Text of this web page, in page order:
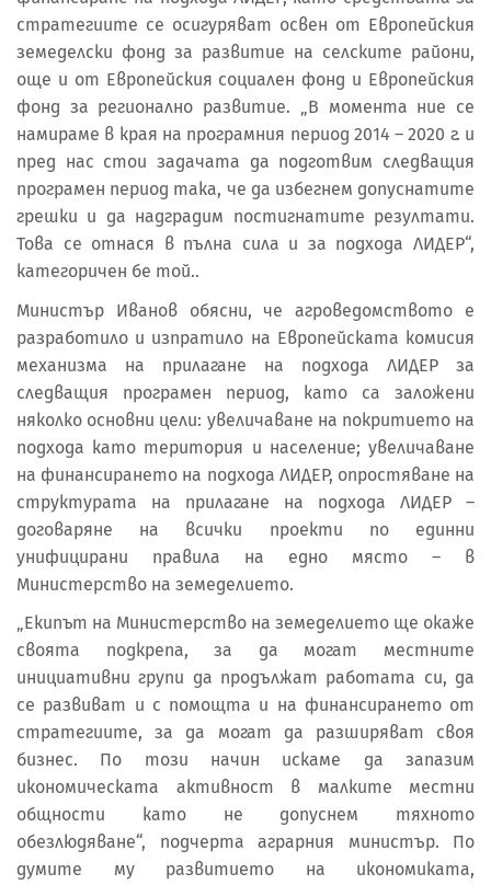
стратегиите се осигуряват освен от Европейския
земеделски фонд за развитие на селските райони,
още и от Европейския социален фонд и Европейския
фонд за регионално развитие. „В момента ние се
намираме в края на програмния период 2014 – 2020 г. и
пред нас стои задачата да подготвим следващия
програмен период така, че да избегнем допуснатите
грешки и да надградим постигнатите резултати.
Това се отнася в пълна сила и за подхода ЛИДЕР“,
категоричен бе той..
Министър Иванов обясни, че агроведомството е
разработило и изпратило на Европейската комисия
механизма на прилагане на подхода ЛИДЕР за
следващия програмен период, като са заложени
няколко основни цели: увеличаване на покритието на
подхода като територия и население; увеличаване
на финансирането на подхода ЛИДЕР, опростяване на
структурата на прилагане на подхода ЛИДЕР –
договаряне на всички проекти по единни
унифицирани правила на едно място – в
Министерство на земеделието.
„Екипът на Министерство на земеделието ще окаже
своята подкрепа, за да могат местните
инициативни групи да продължат работата си, да
се развиват и с помощта и на финансирането от
стратегиите, за да могат да разширяват своя
бизнес. По този начин искаме да запазим
икономическата активност в малките местни
общности като не допуснем тяхното
обезлюдяване“, подчерта аграрния министър. По
думите му развитието на икономиката,